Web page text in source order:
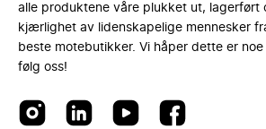
alle produktene våre plukket ut, lagerført
kjærlighet av lidenskapelige mennesker
beste motebutikker. Vi håper dette er
følg oss!